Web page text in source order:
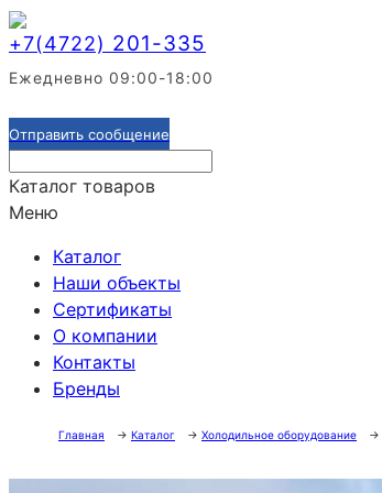
+7(4722) 201-335
Ежедневно 09:00-18:00
Отправить сообщение
Каталог товаров
Меню
Каталог
Наши объекты
Сертификаты
О компании
Контакты
Бренды
Главная → Каталог → Холодильное оборудование →